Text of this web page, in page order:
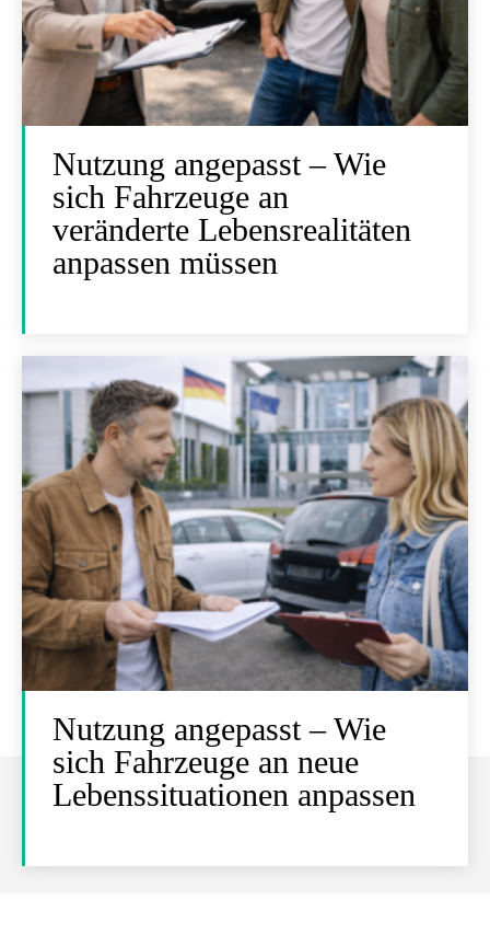
Nutzung angepasst – Wie
sich Fahrzeuge an
veränderte Lebensrealitäten
anpassen müssen
Nutzung angepasst – Wie
sich Fahrzeuge an neue
Lebenssituationen anpassen